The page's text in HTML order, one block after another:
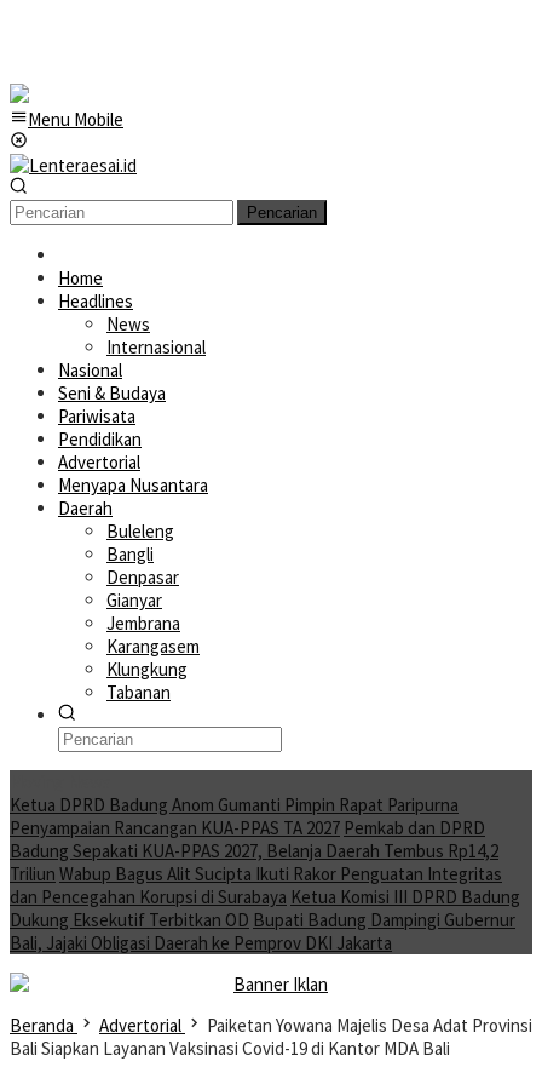
Menu Mobile
Pencarian
Home
Headlines
News
Internasional
Nasional
Seni & Budaya
Pariwisata
Pendidikan
Advertorial
Menyapa Nusantara
Daerah
Buleleng
Bangli
Denpasar
Gianyar
Jembrana
Karangasem
Klungkung
Tabanan
Ketua DPRD Badung Anom Gumanti Pimpin Rapat Paripurna
Penyampaian Rancangan KUA-PPAS TA 2027 Pemkab dan DPRD
Badung Sepakati KUA-PPAS 2027, Belanja Daerah Tembus Rp14,2
Triliun Wabup Bagus Alit Sucipta Ikuti Rakor Penguatan Integritas
dan Pencegahan Korupsi di Surabaya Ketua Komisi III DPRD Badung
Dukung Eksekutif Terbitkan OD Bupati Badung Dampingi Gubernur
Bali, Jajaki Obligasi Daerah ke Pemprov DKI Jakarta
Beranda Advertorial
Paiketan Yowana Majelis Desa Adat Provinsi
Bali Siapkan Layanan Vaksinasi Covid-19 di Kantor MDA Bali